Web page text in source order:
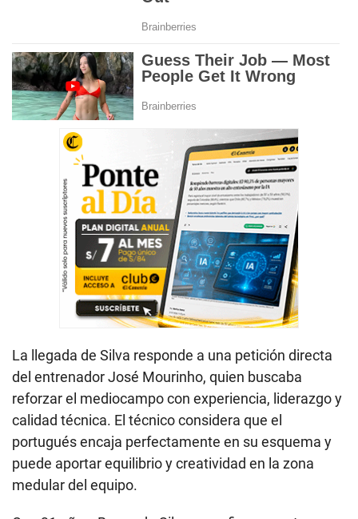
La llegada de Silva responde a una petición directa
del entrenador José Mourinho, quien buscaba
reforzar el mediocampo con experiencia, liderazgo y
calidad técnica. El técnico considera que el
portugués encaja perfectamente en su esquema y
puede aportar equilibrio y creatividad en la zona
medular del equipo.